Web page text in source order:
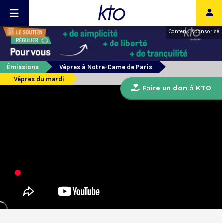
Contenu sponsorisé
Émissions
Vêpres à Notre-Dame de Paris
Vêpres du mardi
Faire un don à KTO